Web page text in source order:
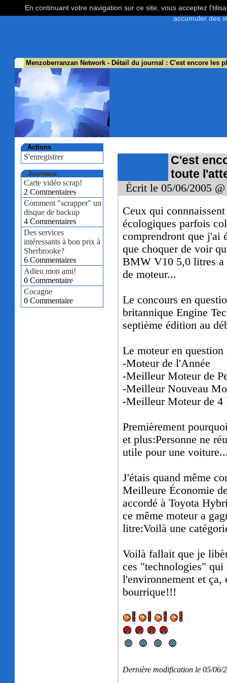
Menzoberranzan Network - Détail du journal : C'est encore les
Actions
S'enregistrer
Journaux
Carte vidéo scrap!
2 Commentaires
Comment "scrapper" un
disque de backup
4 Commentaires
Des services
intéressants à bon prix à
Sherbrooke?
6 Commentaires
Adieu mon ami!
0 Commentaire
Cocagne
0 Commentaire
C'est
toute
Écrit le 05/06/2005
Ceux qui
écologiques parfois
comprendront que j'ai
que choquer de voir
BMW V10 5,0 litres a
de moteur...
Le concours en
britannique Engine
septième édition au
Le moteur en question
-Moteur de l'Année
-Meilleur Moteur de
-Meilleur Nouveau
-Meilleur Moteur de 4
Premièrement
et plus:Personne ne
utile pour une
J'étais quand même
Meilleure Économie
accordé à Toyota
ce même moteur a
litre:Voilà une
Voilà fallait que je
ces "technologies"
l'environnement et ça,
bourrique!!!
Dernière modification le 05/06/
En continuant votre navigation sur ce site, vous acceptez
accumuler des